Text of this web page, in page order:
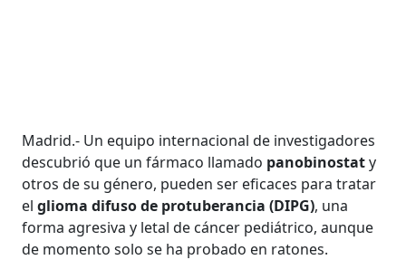
Madrid.- Un equipo internacional de investigadores
descubrió que un fármaco llamado panobinostaty
otros de su género, pueden ser eficaces para tratar
el glioma difuso de protuberancia (DIPG), una
forma agresiva y letal de cáncer pediátrico, aunque
de momento solo se ha probado en ratones.